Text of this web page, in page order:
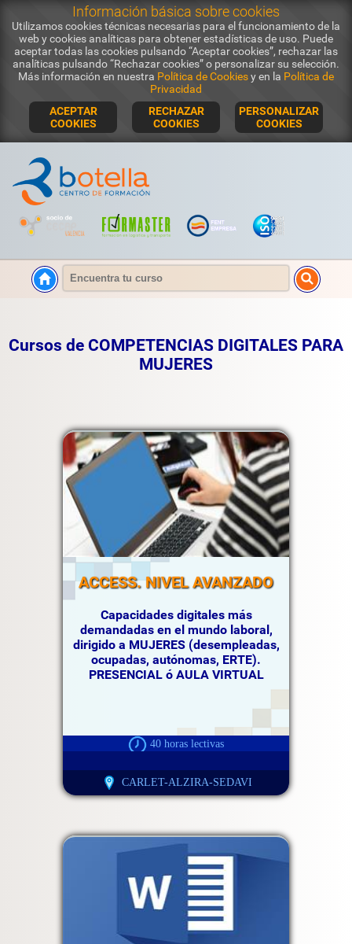
Información básica sobre cookies
Utilizamos cookies técnicas necesarias para el funcionamiento de la
web y cookies analíticas para obtener estadísticas de uso. Puede
aceptar todas las cookies pulsando “Aceptar cookies”, rechazar las
analíticas pulsando “Rechazar cookies” o personalizar su selección.
Más información en nuestra Política de Cookiesy en la Política de
Privacidad
ACEPTAR
COOKIES
RECHAZAR
COOKIES
PERSONALIZAR
COOKIES
Cursos de COMPETENCIAS DIGITALES PARA
MUJERES
ACCESS. NIVEL AVANZADO
Capacidades digitales más
demandadas en el mundo laboral,
dirigido a MUJERES (desempleadas,
ocupadas, autónomas, ERTE).
PRESENCIAL ó AULA VIRTUAL
40 horas lectivas
CARLET-ALZIRA-SEDAVI